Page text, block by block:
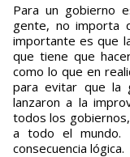
Para un gobierno
gente, no importa
importante es que
que tiene que
como lo que en
para evitar que la
lanzaron a la
todos los
a todo el mundo.
consecuencia lógica.